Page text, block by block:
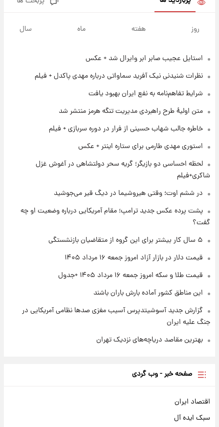
شد+فیلم
۱ روز پیش
امروز پنجشنبه ۱۵ مرداد ۱۴۰۵ +جدول
قیمت طلا و سکه امروز پنجشنبه ۱۵ مرداد ۱۴۰۵
۱ روز پیش
شارژ جدید کالابرگ برای سه دهک؛ جزئیات اعلام
شد
۱ روز پیش
شرایط تازه فروش اقساطی سایپا اعلام شد؛
شاهین، کوییک، اطلس، سهند و ساینا با اقساط
۱ روز پیش
قیمت سکه و طلا فردا
روز هفته ماه سال
استایل عجیب صابر ابر وایرال شد + عکس
نظرات شنیدنی نیک آفرید سماواتی درباره مهدی پاکدل + فیلم
شرایط تفاهم‌نامه به نفع ایران بهبود یافت
متن اولیۀ طرح راهبردی مدیریت تنگه هرمز منتشر شد
خاطره جالب شهاب حسینی از فرار در دوره سربازی + فیلم
استوری مهدی طارمی برای ستاره اینتر + عکس
لحظه احساسی دو بازیگر؛ گریه سحر دولتشاهی در آغوش غزل
شاکری+فیلم
در ششم اوت؛ وقتی هیروشیما در دیگ قیر می‌جوشید
پشت پرده عکس جدید ترامپ؛ مقام آمریکایی درباره وضعیت او چه
گفت؟
۵ سال کار بیشتر برای این گروه از متقاضیان بازنشستگی
قیمت دلار در بازار آزاد امروز جمعه ۱۶ مرداد ۱۴۰۵
قیمت طلا و سکه امروز جمعه ۱۶ مرداد ۱۴۰۵ +جدول
این مناطق کشور آماده بارش باران باشند
گزارش جدید آسوشیتدپرس آسیب مغزی صدها نظامی آمریکایی در
جنگ علیه ایران
بهترین مقاصد دریاچه‌های نزدیک تهران
صفحه خبر - وب گردی
اقتصاد ایران
سبک ایده آل